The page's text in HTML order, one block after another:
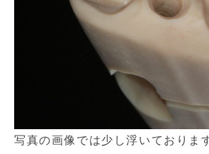
写真の画像では少し浮いておりま